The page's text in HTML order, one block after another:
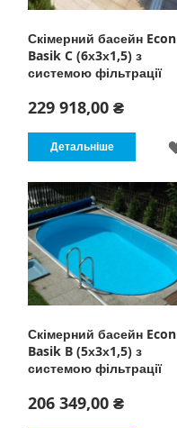
Скімерний басейн Econ
Basik C (6х3х1,5) з
системою фільтрації
229 918,00 ₴
Детальніше
Скімерний басейн Econ
Basik B (5х3х1,5) з
системою фільтрації
206 349,00 ₴